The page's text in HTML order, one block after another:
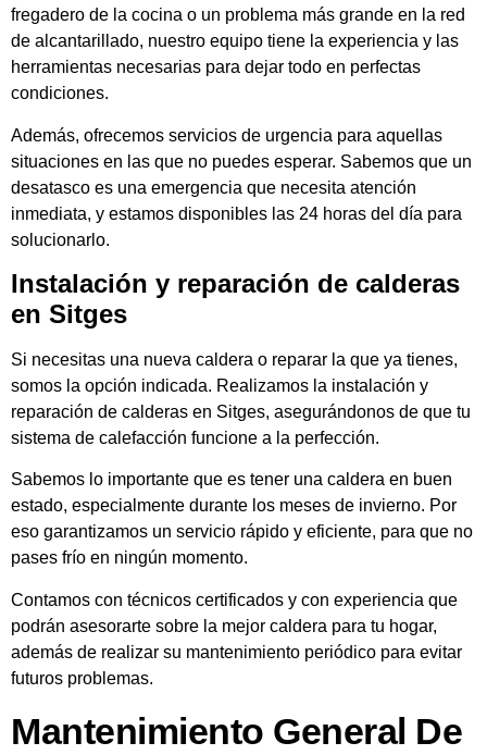
fregadero de la cocina o un problema más grande en la red
de alcantarillado, nuestro equipo tiene la experiencia y las
herramientas necesarias para dejar todo en perfectas
condiciones.
Además, ofrecemos servicios de urgencia para aquellas
situaciones en las que no puedes esperar. Sabemos que un
desatasco es una emergencia que necesita atención
inmediata, y estamos disponibles las 24 horas del día para
solucionarlo.
Instalación y reparación de calderas
en Sitges
Si necesitas una nueva caldera o reparar la que ya tienes,
somos la opción indicada. Realizamos la instalación y
reparación de calderas en Sitges, asegurándonos de que tu
sistema de calefacción funcione a la perfección.
Sabemos lo importante que es tener una caldera en buen
estado, especialmente durante los meses de invierno. Por
eso garantizamos un servicio rápido y eficiente, para que no
pases frío en ningún momento.
Contamos con técnicos certificados y con experiencia que
podrán asesorarte sobre la mejor caldera para tu hogar,
además de realizar su mantenimiento periódico para evitar
futuros problemas.
Mantenimiento General De